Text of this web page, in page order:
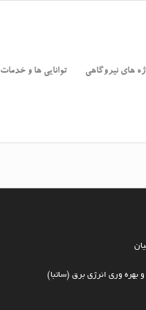
های نیروگاهی توانایی ها و خدمات
بهره وری انرژی برق (ساتبا)